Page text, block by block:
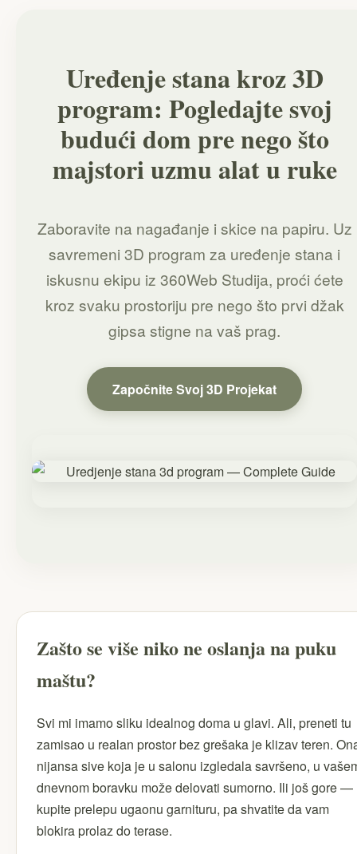
Uređenje stana kroz 3D
program: Pogledajte svoj
budući dom pre nego što
majstori uzmu alat u ruke
Zaboravite na nagađanje i skice na papiru. Uz
savremeni 3D program za uređenje stana i
iskusnu ekipu iz 360Web Studija, proći ćete
kroz svaku prostoriju pre nego što prvi džak
gipsa stigne na vaš prag.
Započnite Svoj 3D Projekat
Zašto se više niko ne oslanja na puku
maštu?
Svi mi imamo sliku idealnog doma u glavi. Ali, preneti tu
zamisao u realan prostor bez grešaka je klizav teren.
nijansa sive koja je u salonu izgledala savršeno, u
dnevnom boravku može delovati sumorno. Ili još gore —
kupite prelepu ugaonu garnituru, pa shvatite da vam
blokira prolaz do terase.